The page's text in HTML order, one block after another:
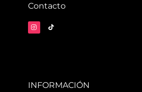
Contacto
INFORMACIÓN